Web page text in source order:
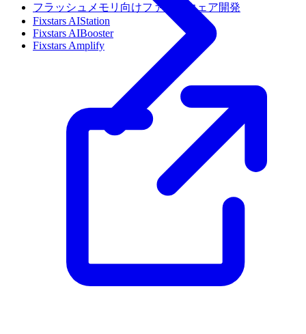
フラッシュメモリ向けファームウェア開発
Fixstars AIStation
Fixstars AIBooster
Fixstars Amplify